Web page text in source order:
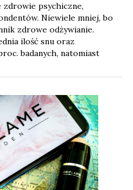
zdrowie psychiczne,
Niewiele mniej, bo
zdrowe odżywianie.
ilość snu oraz
badanych, natomiast